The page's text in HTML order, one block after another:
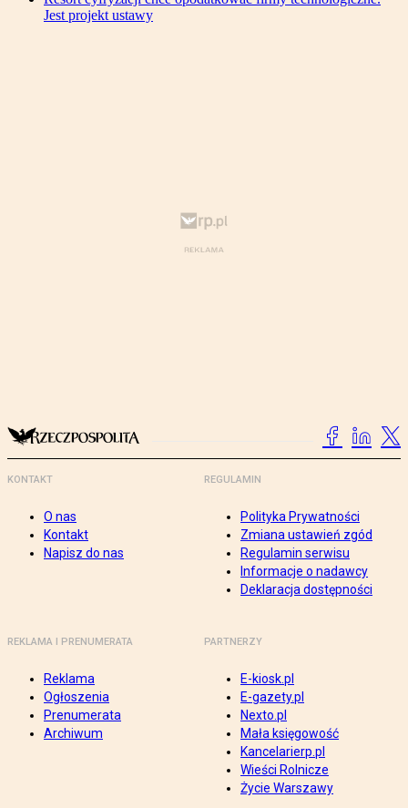
Jest projekt ustawy
KONTAKT
O nas
Kontakt
Napisz do nas
REGULAMIN
Polityka Prywatności
Zmiana ustawień zgód
Regulamin serwisu
Informacje o nadawcy
Deklaracja dostępności
REKLAMA I PRENUMERATA
Reklama
Ogłoszenia
Prenumerata
Archiwum
PARTNERZY
E-kiosk.pl
E-gazety.pl
Nexto.pl
Mała księgowość
Kancelarierp.pl
Wieści Rolnicze
Życie Warszawy